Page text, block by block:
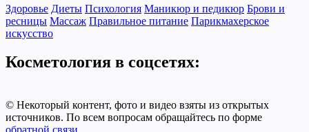
Здоровье Диеты Психология Маникюр и педикюр Брови и
ресницы Массаж Правильное питание Парикмахерское
искусство
Косметология в соцсетях:
© Некоторый контент, фото и видео взяты из открытых
источников. По всем вопросам обращайтесь по форме